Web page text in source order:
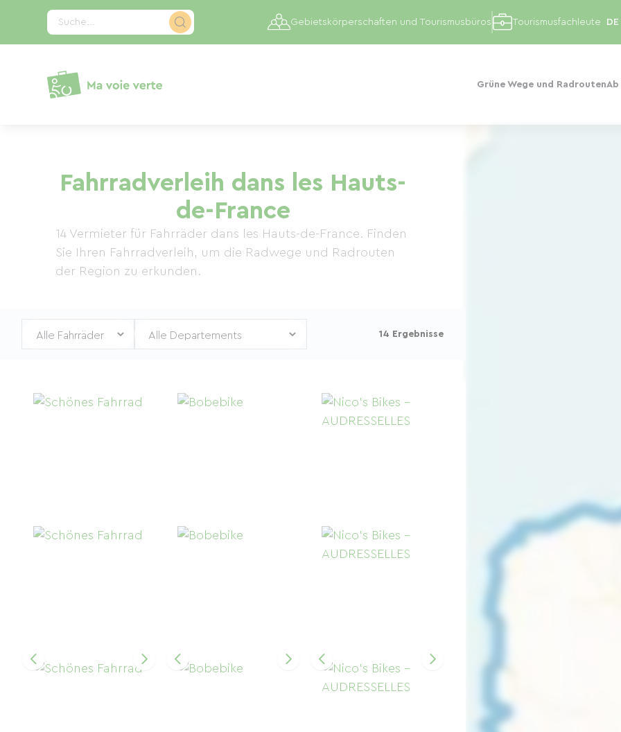
Suche...
Grüne Wege und Radrouten
Gebietskörperschaften und Tourismusbüros Tourismusfachleute
Fahrradverleih dans les Hauts-
de-France
14 Vermieter für Fahrräder dans les Hauts-de-France. Finden
Sie Ihren Fahrradverleih, um die Radwege und Radrouten
der Region zu erkunden.
14 Ergebnisse
Cookie-Einstellungen